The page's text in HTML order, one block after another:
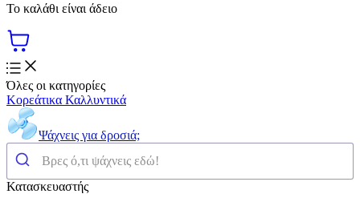
Το καλάθι είναι άδειο
Όλες οι κατηγορίες
Κορεάτικα Καλλυντικά
Ψάχνεις για δροσιά;
Κατασκευαστής